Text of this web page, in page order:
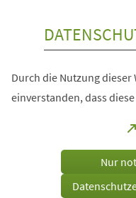
Durch die Nutzung
einverstanden, dass
Nur